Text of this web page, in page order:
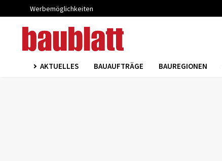
Werbemöglichkeiten
AKTUELLES BAUAUFTRÄGE BAUREGIONEN